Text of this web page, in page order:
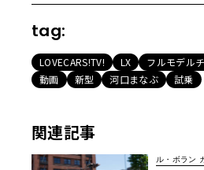
tag:
LOVECARS!TV! LX フルモデル
動画
新型 河口まなぶ 試乗
関連記事
ル・ボラン